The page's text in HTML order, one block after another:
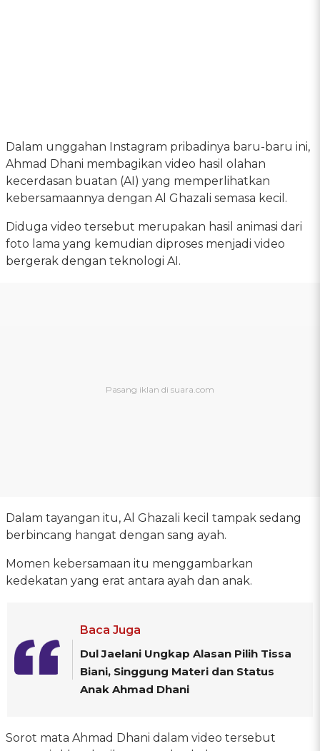
Dalam unggahan Instagram pribadinya baru-baru ini,
Ahmad Dhani membagikan video hasil olahan
kecerdasan buatan (AI) yang memperlihatkan
kebersamaannya dengan Al Ghazali semasa kecil.
Diduga video tersebut merupakan hasil animasi dari
foto lama yang kemudian diproses menjadi video
bergerak dengan teknologi AI.
Dalam tayangan itu, Al Ghazali kecil tampak sedang
berbincang hangat dengan sang ayah.
Momen kebersamaan itu menggambarkan
kedekatan yang erat antara ayah dan anak.
Baca Juga
Dul Jaelani Ungkap Alasan Pilih Tissa
Biani, Singgung Materi dan Status
Anak Ahmad Dhani
Sorot mata Ahmad Dhani dalam video tersebut